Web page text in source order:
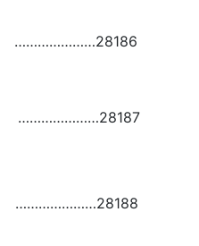
…………………28186
…………………28187
…………………28188